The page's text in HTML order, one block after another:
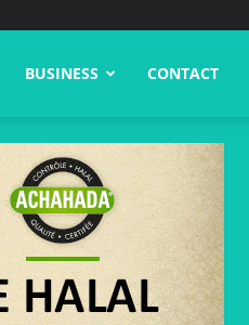
BUSINESS CONTACT